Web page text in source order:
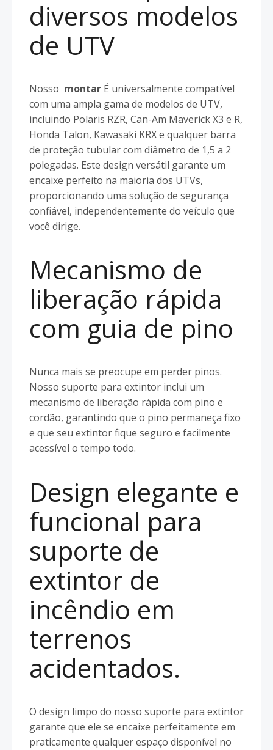
diversos modelos
de UTV
Nosso montar É universalmente compatível
com uma ampla gama de modelos de UTV,
incluindo Polaris RZR, Can-Am Maverick X3 e R,
Honda Talon, Kawasaki KRX e qualquer barra
de proteção tubular com diâmetro de 1,5 a 2
polegadas. Este design versátil garante um
encaixe perfeito na maioria dos UTVs,
proporcionando uma solução de segurança
confiável, independentemente do veículo que
você dirige.
Mecanismo de
liberação rápida
com guia de pino
Nunca mais se preocupe em perder pinos.
Nosso suporte para extintor inclui um
mecanismo de liberação rápida com pino e
cordão, garantindo que o pino permaneça fixo
e que seu extintor fique seguro e facilmente
acessível o tempo todo.
Design elegante e
funcional para
suporte de
extintor de
incêndio em
terrenos
acidentados.
O design limpo do nosso suporte para extintor
garante que ele se encaixe perfeitamente em
praticamente qualquer espaço disponível no